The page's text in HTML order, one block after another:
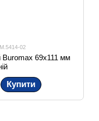
02
69х111 мм
Купити